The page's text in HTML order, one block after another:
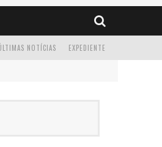
EXPEDIENTE
NOTÍCIAS